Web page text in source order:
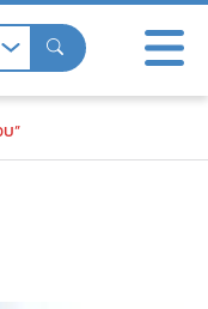
good life
”